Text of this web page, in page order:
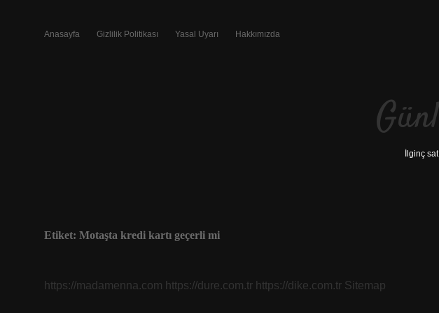
Anasayfa Gizlilik Politikası Yasal Uyarı Hakkımızda
İlginç
Etiket: Motaşta kredi kartı geçerli mi
https://madamenna.com https://dure.com.tr https://dike.com.tr Sitemap